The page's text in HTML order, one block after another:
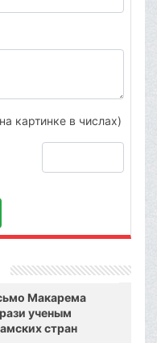
картинке в числах)
Макарема
ученым
стран